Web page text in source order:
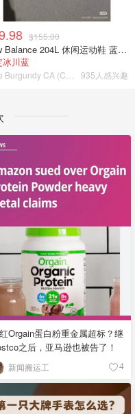
$155.00
New Balance 204L 休闲运动鞋 蓝银色
冰川蓝
935人感兴趣
Orgain蛋白粉重金属超标？继
之后，亚马逊也被告了！
新闻搬运工 4